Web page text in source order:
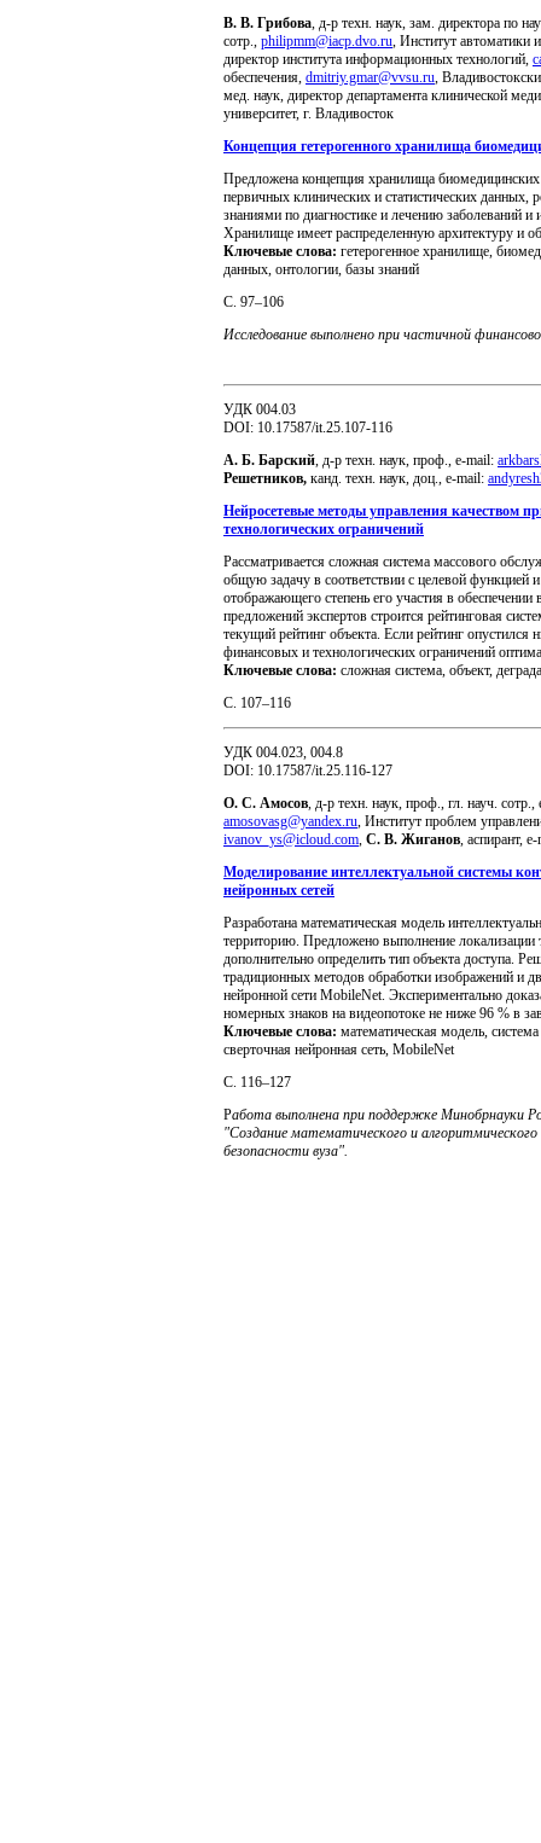
В. В. Грибова, д-р техн. наук, зам. директора по
сотр., philipmm@iacp.dvo.ru, Институт
директор института информационных технологий,
обеспечения, dmitriy.gmar@vvsu.ru,
мед. наук, директор департамента клинической
университет, г. Владивосток
Концепция гетерогенного хранилища
Предложена концепция хранилища
первичных клинических и статистических данных,
знаниями по диагностике и лечению заболеваний
Хранилище имеет распределенную архитектуру и
Ключевые слова: гетерогенное хранилище,
данных, онтологии, базы знаний
С. 97–106
Исследование выполнено при частичной
УДК 004.03
DOI: 10.17587/it.25.107-116
А. Б. Барский, д-р техн. наук, проф., e-mail:
Решетников, канд. техн. наук, доц., е-mail:
Нейросетевые методы управления качеством
технологических ограничений
Рассматривается сложная система массового
общую задачу в соответствии с целевой функцией
отображающего степень его участия в
предложений экспертов строится рейтинговая
текущий рейтинг объекта. Если рейтинг
финансовых и технологических ограничений
Ключевые слова: сложная система, объект,
С. 107–116
УДК 004.023, 004.8
DOI: 10.17587/it.25.116-127
О. С. Амосов, д-р техн. наук, проф., гл. науч.
amosovasg@yandex.ru, Институт проблем
ivanov_ys@icloud.com, С. В. Жиганов, аспирант,
Моделирование интеллектуальной системы
нейронных сетей
Разработана математическая модель
территорию. Предложено выполнение локализации
дополнительно определить тип объекта доступа.
традиционных методов обработки изображений и
нейронной сети MobileNet. Экспериментально
номерных знаков на видеопотоке не ниже 96 % в
Ключевые слова: математическая модель,
сверточная нейронная сеть, MobileNet
C. 116–127
Работа выполнена при поддержке Минобрнауки
"Создание математического и
безопасности вуза".